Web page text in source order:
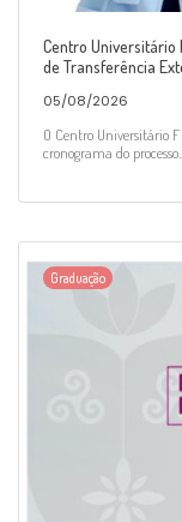
Centro
de Transferência
05/08/2026
O Centro Universitário
cronograma do processo...
Graduação